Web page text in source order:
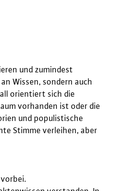
und zumindest
Wissen, sondern auch
orientiert sich die
vorhanden ist oder die
und populistische
Stimme verleihen, aber